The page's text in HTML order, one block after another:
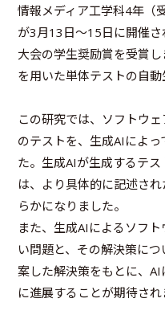
情報メディア工学科4年（
が3月13日～15日に開催
大会の学生奨励賞を受賞
を用いた単体テストの自動
この研究では、ソフトウ
のテストを、生成AIによ
た。生成AIが生成するテ
は、より具体的に記述さ
らかになりました。
また、生成AIによるソフ
い問題と、その解決策に
案した解決策をもとに、
に進展することが期待され